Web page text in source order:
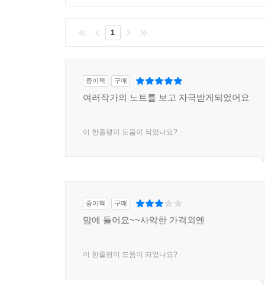
1
종이책 구매
여러작가의 노트를 보고 자극받게되었어요
이 한줄평이 도움이 되었나요?
종이책 구매
맘에 들어요~~사악한 가격외엔
이 한줄평이 도움이 되었나요?